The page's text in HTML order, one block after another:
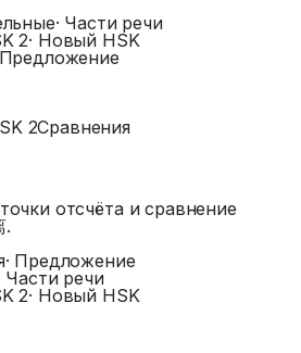
· Части речи
2· Новый HSK
Предложение
2Сравнения
отсчёта и сравнение
.
· Предложение
Части речи
2· Новый HSK